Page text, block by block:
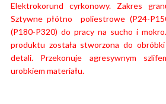
Elektrokorund cyrkonowy. Zakres
Sztywne płótno poliestrowe (P24-
(P180-P320) do pracy na sucho i
produktu została stworzona do
detali. Przekonuje agresywnym
urobkiem materiału.